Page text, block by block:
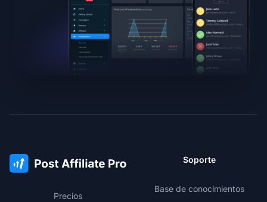
Precios
Soporte
Base de conocimientos